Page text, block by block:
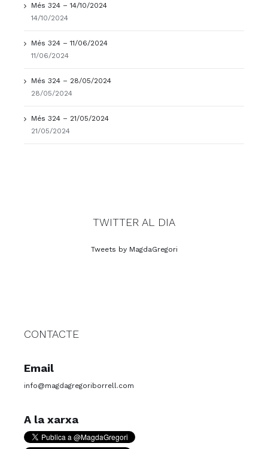
Més 324 – 14/10/2024
14/10/2024
Més 324 – 11/06/2024
11/06/2024
Més 324 – 28/05/2024
28/05/2024
Més 324 – 21/05/2024
21/05/2024
TWITTER AL DIA
Tweets by MagdaGregori
CONTACTE
Email
info@magdagregoriborrell.com
A la xarxa